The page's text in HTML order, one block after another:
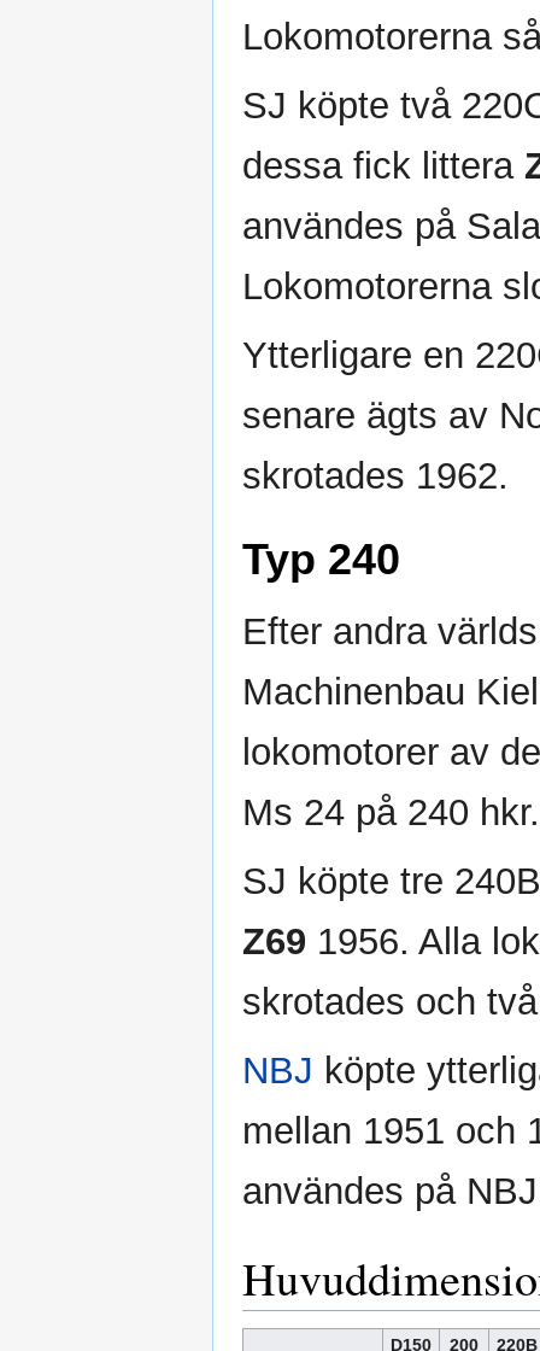
Lokomotorerna
SJ köpte två
dessa fick littera
användes på
Lokomotorerna
Ytterligare en
senare ägts av
skrotades 1962.
Typ 240
Efter andra
Machinenbau
lokomotorer av
Ms 24 på 240 hkr.
SJ köpte tre
Z69 1956. Alla
skrotades och
NBJ köpte
mellan 1951 och
användes på
D150 200 220B